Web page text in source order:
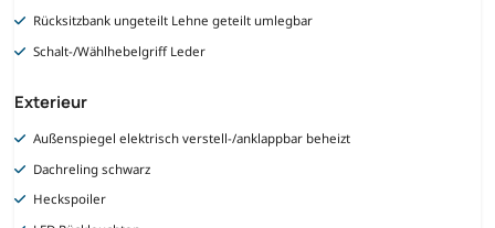
Rücksitzbank ungeteilt Lehne geteilt umlegbar
Schalt-/Wählhebelgriff Leder
Exterieur
Außenspiegel elektrisch verstell-/anklappbar beheizt
Dachreling schwarz
Heckspoiler